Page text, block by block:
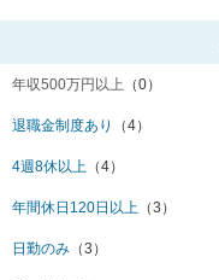
年収500万円以上 （0）
退職金制度あり （4）
4週8休以上 （4）
年間休日120日以上 （3）
日勤のみ （3）